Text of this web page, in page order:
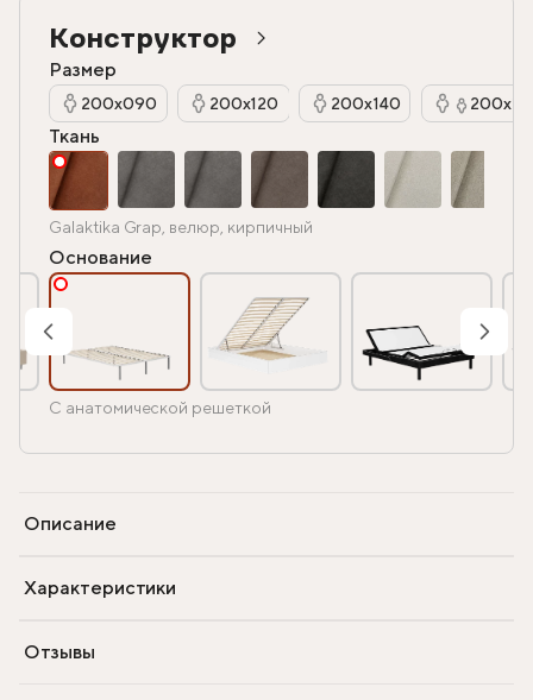
Конструктор
Размер
200х090 200х120 200х140
Ткань
Galaktika Grap, велюр, кирпичный
Основание
С анатомической решеткой
Описание
Характеристики
Отзывы